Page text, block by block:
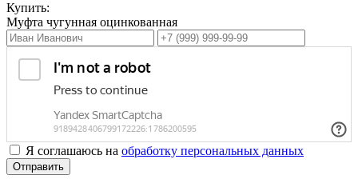
Купить:
Муфта чугунная оцинкованная
Я соглашаюсь на обработку персональных данных
Отправить